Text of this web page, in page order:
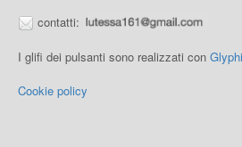
contatti:
I glifi dei pulsanti sono realizzati con
Cookie policy